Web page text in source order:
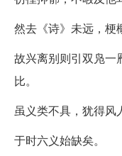
然去《诗》未远，梗
故兴离别则引双凫一
比。
虽义类不具，犹得风
于时六义始缺矣。